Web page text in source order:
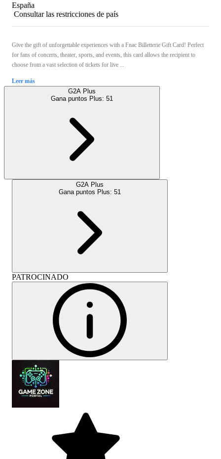
España
Consultar las restricciones de país
Give the gift of unforgettable experiences with a Fnac Billetterie Gift Card! Perfect
for fans of concerts, theater, sports, and events, this card allows the recipient to
choose from a vast selection of tickets for live ...
Leer más
G2A Plus
Gana puntos Plus: 51
G2A Plus
Gana puntos Plus: 51
PATROCINADO